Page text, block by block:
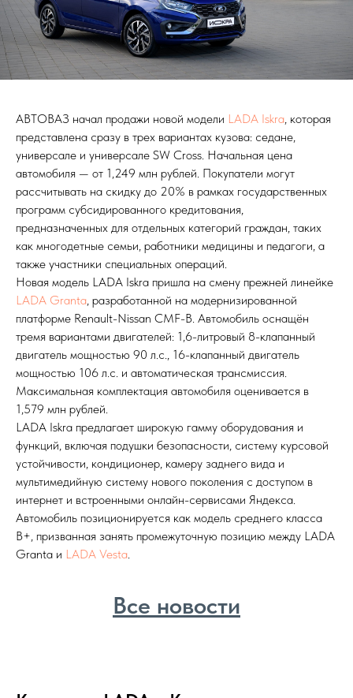
АВТОВАЗ начал продажи новой модели LADA Iskra, которая
представлена сразу в трех вариантах кузова: седане,
универсале и универсале SW Cross. Начальная цена
автомобиля — от 1,249 млн рублей. Покупатели могут
рассчитывать на скидку до 20% в рамках государственных
программ субсидированного кредитования,
предназначенных для отдельных категорий граждан, таких
как многодетные семьи, работники медицины и педагоги, а
также участники специальных операций.
Новая модель LADA Iskra пришла на смену прежней линейке
LADA Granta, разработанной на модернизированной
платформе Renault-Nissan CMF-B. Автомобиль оснащён
тремя вариантами двигателей: 1,6-литровый 8-клапанный
двигатель мощностью 90 л.с., 16-клапанный двигатель
мощностью 106 л.с. и автоматическая трансмиссия.
Максимальная комплектация автомобиля оценивается в
1,579 млн рублей.
LADA Iskra предлагает широкую гамму оборудования и
функций, включая подушки безопасности, систему курсовой
устойчивости, кондиционер, камеру заднего вида и
мультимедийную систему нового поколения с доступом в
интернет и встроенными онлайн-сервисами Яндекса.
Автомобиль позиционируется как модель среднего класса
B+, призванная занять промежуточную позицию между LADA
Granta и LADA Vesta.
Все новости